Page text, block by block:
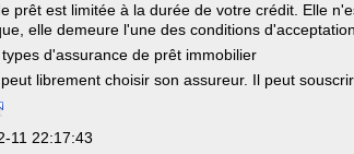
prêt est limitée à la durée de votre crédit. Elle
elle demeure l'une des conditions
d'assurance de prêt immobilier
librement choisir son assureur. Il peut
11 22:17:43